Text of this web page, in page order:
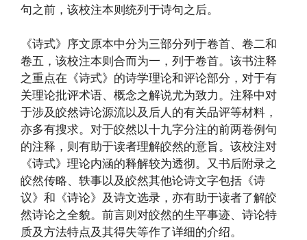
句之前，该校注本则统列于诗句之后。
《诗式》序文原本中分为三部分列于卷首、卷二和
卷五，该校注本则合而为一，列于卷首。该书注释
之重点在《诗式》的诗学理论和评论部分，对于有
关理论批评术语、概念之解说尤为致力。注释中对
于涉及皎然诗论源流以及后人的有关品评等材料，
亦多有搜求。对于皎然以十九字分注的前两卷例句
的注释，则有助于读者理解皎然的意旨。该校注对
《诗式》理论内涵的释解较为透彻。又书后附录之
皎然传略、轶事以及皎然其他论诗文字包括《诗
议》和《诗论》及诗文选录，亦有助于读者了解皎
然诗论之全貌。前言则对皎然的生平事迹、诗论特
质及方法特点及其得失等作了详细的介绍。